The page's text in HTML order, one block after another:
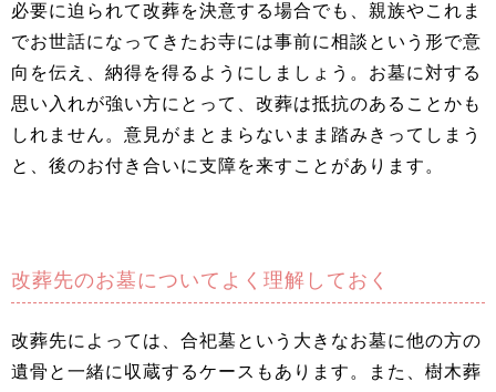
必要に迫られて改葬を決意する場合でも、親族やこれま
でお世話になってきたお寺には事前に相談という形で意
向を伝え、納得を得るようにしましょう。お墓に対する
思い入れが強い方にとって、改葬は抵抗のあることかも
しれません。意見がまとまらないまま踏みきってしまう
と、後のお付き合いに支障を来すことがあります。
改葬先のお墓についてよく理解しておく
改葬先によっては、合祀墓という大きなお墓に他の方の
遺骨と一緒に収蔵するケースもあります。また、樹木葬